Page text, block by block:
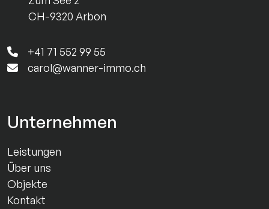
CH-9320 Arbon
+41 71 552 99 55
carol@wanner-immo.ch
Unternehmen
Leistungen
Über uns
Objekte
Kontakt